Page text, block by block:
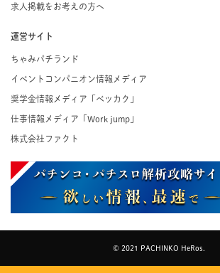
求人掲載をお考えの方へ
運営サイト
ちゃみパチランド
イベントコンパニオン情報メディア
奨学金情報メディア「ベッカク」
仕事情報メディア「Work jump」
株式会社ファクト
© 2021 PACHINKO HeRos.